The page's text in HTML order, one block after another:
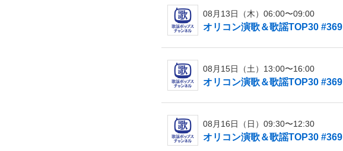
08月13日（木）06:00〜09:00
オリコン演歌＆歌謡TOP30 #369
08月15日（土）13:00〜16:00
オリコン演歌＆歌謡TOP30 #369
08月16日（日）09:30〜12:30
オリコン演歌＆歌謡TOP30 #369